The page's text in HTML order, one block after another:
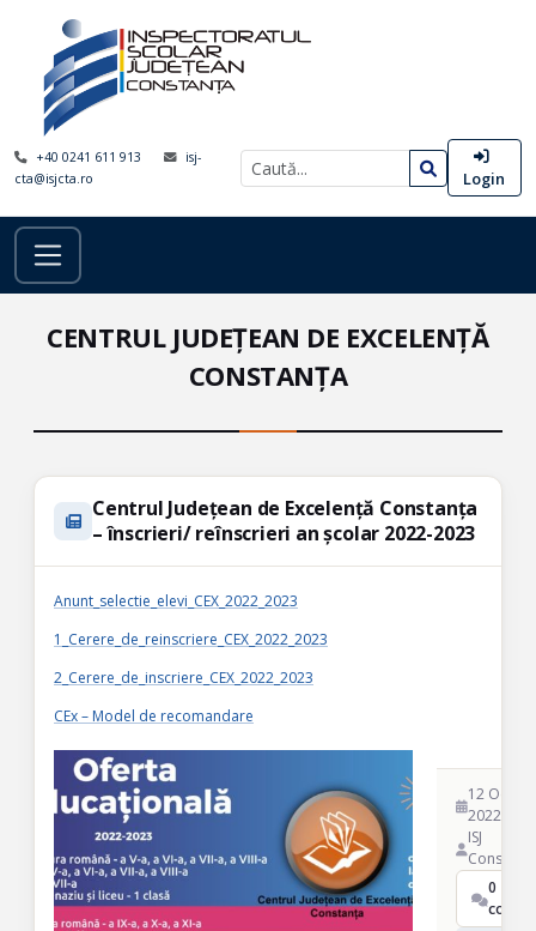
+40 0241 611 913
isj-
cta@isjcta.ro
Login
CENTRUL JUDEȚEAN DE EXCELENȚĂ
CONSTANȚA
Centrul Județean de Excelență Constanța
– înscrieri/ reînscrieri an școlar 2022-2023
Anunt_selectie_elevi_CEX_2022_2023
1_Cerere_de_reinscriere_CEX_2022_2023
2_Cerere_de_inscriere_CEX_2022_2023
CEx – Model de recomandare
12 Oct
2022
ISJ
Constanta
0